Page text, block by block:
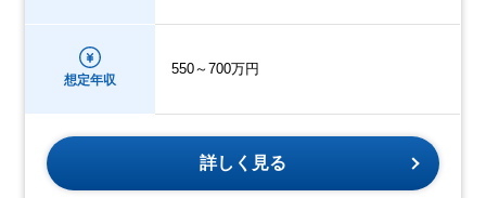
想定年収
550～700万円
詳しく見る